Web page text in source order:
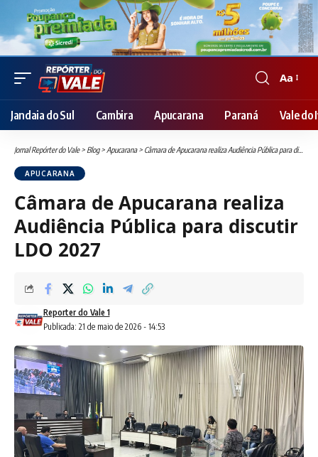
Font
Resizer
Aa
Jandaia do Sul Cambira Apucarana Paraná Vale do
Jornal Repórter do Vale> Blog>Apucarana> Câmara de Apucarana realiza Audiência Pública para discutir LDO 2027
APUCARANA
Câmara de Apucarana realiza
Audiência Pública para discutir
LDO 2027
Publicada: 21 de maio de 2026 - 14:53
Reporter do Vale 1